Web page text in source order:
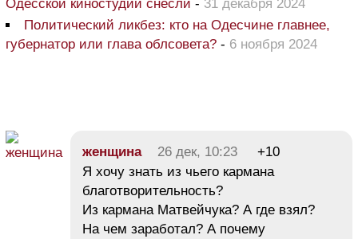
Одесской киностудии снесли - 31 декабря 2024
Политический ликбез: кто на Одесчине главнее,
губернатор или глава облсовета? - 6 ноября 2024
женщина 26 дек, 10:23
+10
Я хочу знать из чьего кармана
благотворительность?
Из кармана Матвейчука? А где взял?
На чем заработал? А почему